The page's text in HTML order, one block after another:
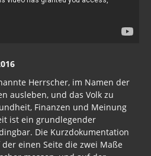
Herrscher, im Namen der
ausleben, und das Volk zu
Finanzen und Meinung
ist ein grundlegender
Die Kurzdokumentation
einen Seite die zwei Maße